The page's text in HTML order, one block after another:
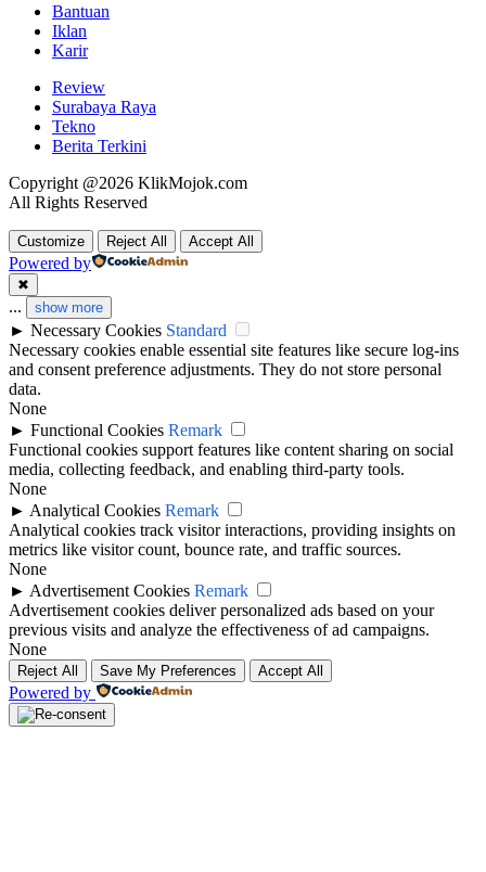
Bantuan
Iklan
Karir
Review
Surabaya Raya
Tekno
Berita Terkini
Copyright @2026 KlikMojok.com
All Rights Reserved
Customize Reject All Accept All
Powered by
✖
... show more
► Necessary Cookies Standard
Necessary cookies enable essential site features like secure log-ins
and consent preference adjustments. They do not store personal
data.
None
► Functional Cookies Remark
Functional cookies support features like content sharing on social
media, collecting feedback, and enabling third-party tools.
None
► Analytical Cookies Remark
Analytical cookies track visitor interactions, providing insights on
metrics like visitor count, bounce rate, and traffic sources.
None
► Advertisement Cookies Remark
Advertisement cookies deliver personalized ads based on your
previous visits and analyze the effectiveness of ad campaigns.
None
Reject All Save My Preferences Accept All
Powered by